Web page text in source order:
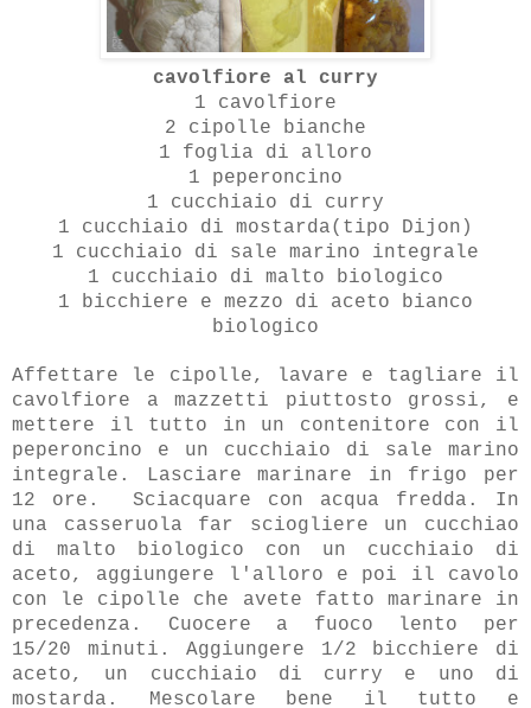
cavolfiore al curry
1 cavolfiore
2 cipolle bianche
1 foglia di alloro
1 peperoncino
1 cucchiaio di curry
1 cucchiaio di mostarda(tipo Dijon)
1 cucchiaio di sale marino integrale
1 cucchiaio di malto biologico
1 bicchiere e mezzo di aceto bianco
biologico
Affettare le cipolle, lavare e tagliare il
cavolfiore a mazzetti piuttosto grossi, e
mettere il tutto in un contenitore con il
peperoncino e un cucchiaio di sale marino
integrale. Lasciare marinare in frigo per
12 ore. Sciacquare con acqua fredda. In
una casseruola far sciogliere un cucchiao
di malto biologico con un cucchiaio di
aceto, aggiungere l'alloro e poi il cavolo
con le cipolle che avete fatto marinare in
precedenza. Cuocere a fuoco lento per
15/20 minuti. Aggiungere 1/2 bicchiere di
aceto, un cucchiaio di curry e uno di
mostarda. Mescolare bene il tutto e